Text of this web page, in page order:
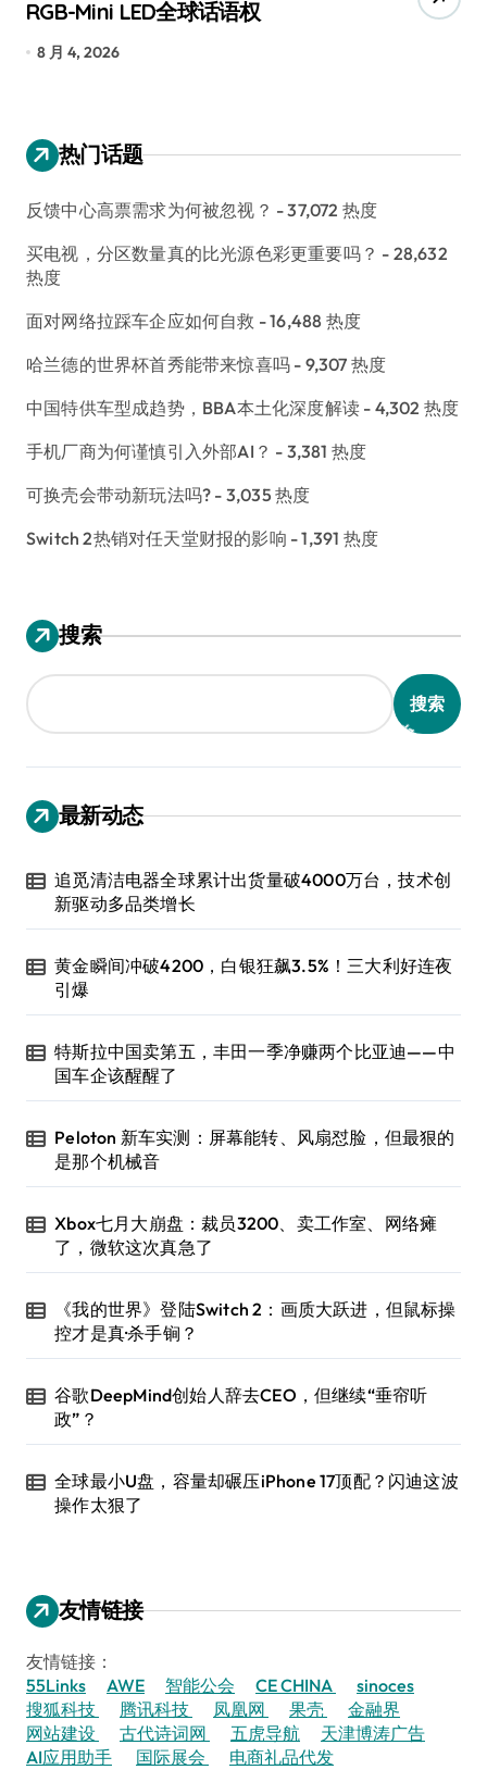
RGB-Mini LED全球话语权
8 月 4, 2026
热门话题
反馈中心高票需求为何被忽视？ - 37,072 热度
买电视，分区数量真的比光源色彩更重要吗？ - 28,632
热度
面对网络拉踩车企应如何自救 - 16,488 热度
哈兰德的世界杯首秀能带来惊喜吗 - 9,307 热度
中国特供车型成趋势，BBA本土化深度解读 - 4,302 热度
手机厂商为何谨慎引入外部AI？ - 3,381 热度
可换壳会带动新玩法吗? - 3,035 热度
Switch 2热销对任天堂财报的影响 - 1,391 热度
搜索
搜索
最新动态
追觅清洁电器全球累计出货量破4000万台，技术创
新驱动多品类增长
黄金瞬间冲破4200，白银狂飙3.5%！三大利好连夜
引爆
特斯拉中国卖第五，丰田一季净赚两个比亚迪——中
国车企该醒醒了
Peloton 新车实测：屏幕能转、风扇怼脸，但最狠的
是那个机械音
Xbox七月大崩盘：裁员3200、卖工作室、网络瘫
了，微软这次真急了
《我的世界》登陆Switch 2：画质大跃进，但鼠标操
控才是真·杀手锏？
谷歌DeepMind创始人辞去CEO，但继续“垂帘听
政”？
全球最小U盘，容量却碾压iPhone 17顶配？闪迪这波
操作太狠了
友情链接
友情链接：
55Links
AWE 智能公会 CE CHINA
sinoces
搜狐科技
腾讯科技 凤凰网 果壳
金融界
网站建设
古代诗词网 五虎导航
天津博涛广告
AI应用助手
国际展会
电商礼品代发